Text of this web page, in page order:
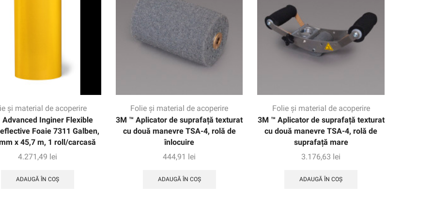
și material de acoperire
Advanced Inginer Flexible
Foaie 7311 Galben,
x 45,7 m, 1 roll/carcasă
4.271,49 lei
ADAUGĂ ÎN COȘ
Folie și material de acoperire
3M ™ Aplicator de suprafață texturat
cu două manevre TSA-4, rolă de
înlocuire
444,91 lei
ADAUGĂ ÎN COȘ
Folie și material de acoperire
3M ™ Aplicator de suprafață texturat
cu două manevre TSA-4, rolă de
suprafață mare
3.176,63 lei
ADAUGĂ ÎN COȘ